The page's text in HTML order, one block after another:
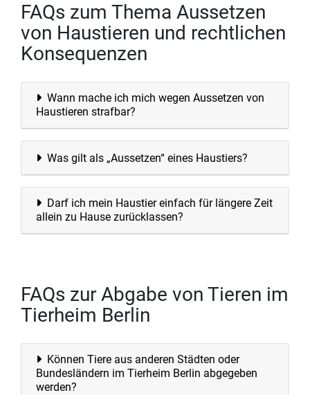
FAQs zum Thema Aussetzen
von Haustieren und rechtlichen
Konsequenzen
Wann mache ich mich wegen Aussetzen von
Haustieren strafbar?
Was gilt als „Aussetzen“ eines Haustiers?
Darf ich mein Haustier einfach für längere Zeit
allein zu Hause zurücklassen?
FAQs zur Abgabe von Tieren im
Tierheim Berlin
Können Tiere aus anderen Städten oder
Bundesländern im Tierheim Berlin abgegeben
werden?